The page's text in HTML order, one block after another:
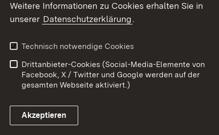
Youtube
Kontakt
Erklärung zur
Barrierefreiheit
Benutzungshinweise
Weitere Informationen zu Cookies erhalten Sie in
unserer Datenschutzerklärung.
Technisch notwendige Cookies
Drittanbieter-Cookies (Social-Media-Elemente von
Facebook, X / Twitter und Google werden auf der
gesamten Webseite aktiviert.)
Akzeptieren